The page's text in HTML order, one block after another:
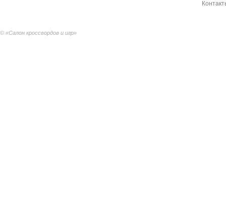
© «Салон кроссвордов и игр»